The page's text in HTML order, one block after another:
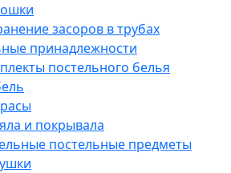
засоров в трубах
принадлежности
постельного белья
и покрывала
постельные предметы